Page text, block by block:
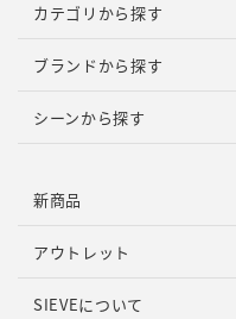
カテゴリから探す
ブランドから探す
シーンから探す
新商品
アウトレット
SIEVEについて